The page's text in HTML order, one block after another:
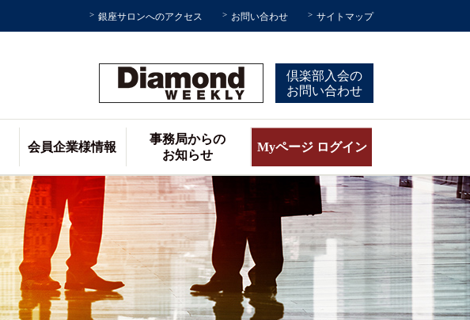
銀座サロンへのアクセス お問い合わせ サイトマップ
倶楽部入会の
お問い合わせ
会員企業様情報
事務局からの
お知らせ
Myページ ログイン